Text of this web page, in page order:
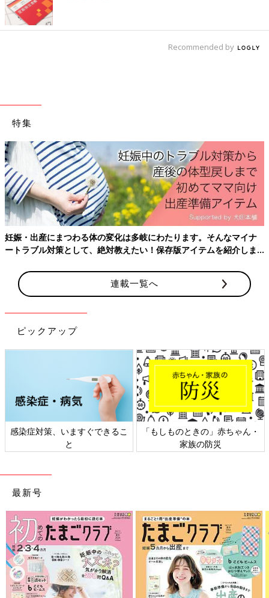
「マスクだけではガードしきれないので、鼻水もすごいので常に
鼻にティッシュを丸めて詰め込んでいました。洗濯物は干さずに
乾燥機。窓は開けずに換気扇のみ。空気清浄機。なるべく外出し
ない。帰ってきたら花粉を外で払う。寝室にはおふろに入ったあ
※ルイボスティーには、ポリフェノールが含まれています。
後期の大量摂取で胎児に影響が出る報告例もあるため、水替わり
●こまめにふき掃除をする
花粉のシーズンはできるだけ掃除をして、部屋の中の花粉を取り
去りましょう。掃除機で吸い取ったあと、水ぶきでふき取ると効
果的です。小まめにふき掃除をすると、床に積もった花粉がとれ
ます。
●規則正しい生活
睡眠時間や生活リズムが不規則だと、免疫力が落ち、体調が低下
花粉を寄せ付けないだけでなく、アレルギーに負けない体をつく
ることも大切です。
妊娠中はさまざまな体の変化が起こります。さらに鼻づまりや目
のかゆみなど、花粉症の症状が加わるのはつらいものです。花粉
をよせつけない工夫と、体調管理で少しでも快適に過ごしたいで
すね。
執筆者・編集者名
小川クリニック院長 小川隆吉先生
「花粉症対策」
気づいたらツーッと鼻水が、くしゃみが止まら
ず目がかゆい...。花粉症の症状に悩まされる人
は年々増えているといわれています。そして、
それまで大丈夫だった人でもある日いきなり発
症するなんてケースも。花粉症持ちのみなさん
は、一体どんな対策をしているのでしょうか？
Recommended by
特集
妊娠・出産にまつわる体の変化は多岐にわたります。そんなマイナ
ートラブル対策として、絶対教えたい！保存版アイテムを紹介しま
連載一覧へ
ピックアップ
感染症対策、いますぐできるこ
と
「もしものときの」赤ちゃん・
家族の防災
最新号